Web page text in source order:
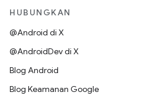
HUBUNGKAN
@Android di X
@AndroidDev di X
Blog Android
Blog Keamanan Google